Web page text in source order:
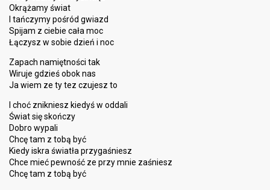
Okrążamy świat
I tańczymy pośród gwiazd
Spijam z ciebie cała moc
Łączysz w sobie dzień i noc
Zapach namiętności tak
Wiruje gdzieś obok nas
Ja wiem ze ty tez czujesz to
I choć znikniesz kiedyś w oddali
Świat się skończy
Dobro wypali
Chcę tam z tobą być
Kiedy iskra światła przygaśniesz
Chce mieć pewność ze przy mnie zaśnieѕz
Chcę tаm z tobą być